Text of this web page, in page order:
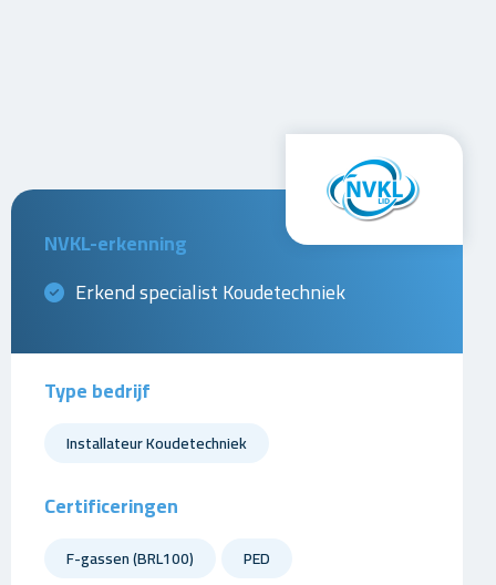
NVKL-erkenning
Erkend specialist Koudetechniek
Type bedrijf
Installateur Koudetechniek
Certificeringen
F-gassen (BRL100) PED